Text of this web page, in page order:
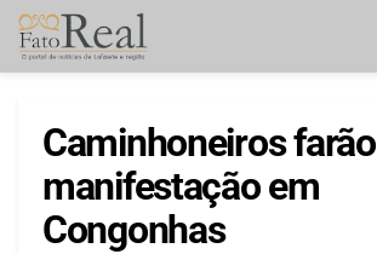
Caminhoneiros farão
manifestação em
Congonhas